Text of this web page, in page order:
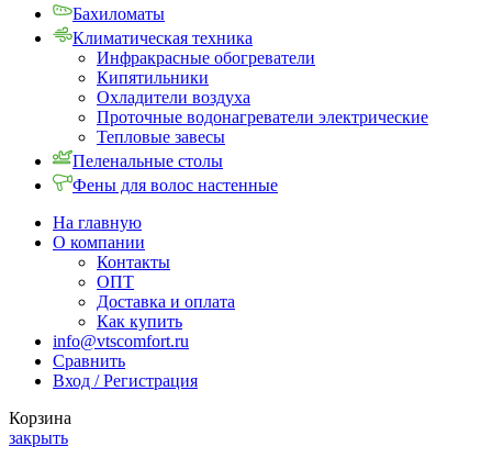
Бахиломаты
Климатическая техника
Инфракрасные обогреватели
Кипятильники
Охладители воздуха
Проточные водонагреватели электрические
Тепловые завесы
Пеленальные столы
Фены для волос настенные
На главную
О компании
Контакты
ОПТ
Доставка и оплата
Как купить
info@vtscomfort.ru
Сравнить
Вход / Регистрация
Корзина
закрыть